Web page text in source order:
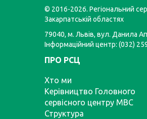
© 2016-2026. Регіональний
Закарпатській областях
79040, м. Львів, вул. Данила
Інформаційний центр: (032)
ПРО РСЦ
Хто ми
Керівництво Головного
сервісного центру МВС
Структура